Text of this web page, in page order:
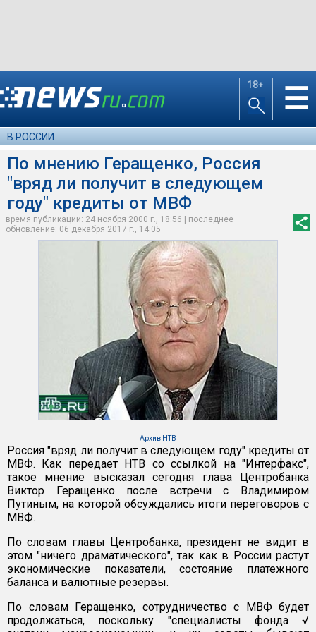
18+ ☰
В РОССИИ
По мнению Геращенко, Россия
"вряд ли получит в следующем
году" кредиты от МВФ
время публикации: 24 ноября 2000 г., 18:56 | последнее
обновление: 06 декабря 2017 г., 14:05
Архив НТВ
Россия "вряд ли получит в следующем году" кредиты от
МВФ. Как передает НТВ со ссылкой на "Интерфакс",
такое мнение высказал сегодня глава Центробанка
Виктор Геращенко после встречи с Владимиром
Путиным, на которой обсуждались итоги переговоров с
МВФ.
По словам главы Центробанка, президент не видит в
этом "ничего драматического", так как в России растут
экономические показатели, состояние платежного
баланса и валютные резервы.
По словам Геращенко, сотрудничество с МВФ будет
продолжаться, поскольку "специалисты фонда √